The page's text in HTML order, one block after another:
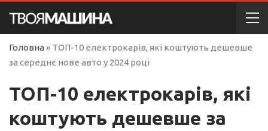
Головна » ТОП-10 електрокарів, які коштують дешевше
за середнє нове авто у 2024 році
ТОП-10 електрокарів, які
коштують дешевше за